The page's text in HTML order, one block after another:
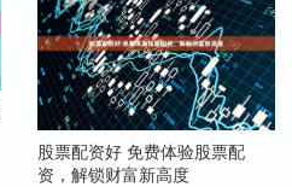
股票配资好 免费体验股票配
资，解锁财富新高度